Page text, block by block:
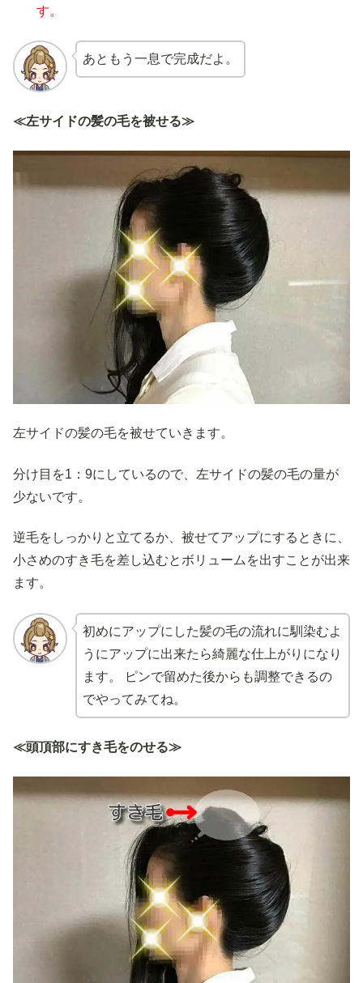
す。
あともう一息で完成だよ。
≪左サイドの髪の毛を被せる≫
左サイドの髪の毛を被せていきます。
分け目を1：9にしているので、左サイドの髪の毛の量が
少ないです。
逆毛をしっかりと立てるか、被せてアップにするときに、
小さめのすき毛を差し込むとボリュームを出すことが出来
ます。
初めにアップにした髪の毛の流れに馴染むよ
うにアップに出来たら綺麗な仕上がりになり
ます。 ピンで留めた後からも調整できるの
でやってみてね。
≪頭頂部にすき毛をのせる≫